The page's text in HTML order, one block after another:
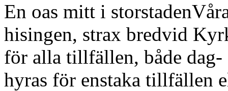
En oas mitt i
hisingen, strax bredvid
för alla tillfällen, både
hyras för enstaka tillfällen